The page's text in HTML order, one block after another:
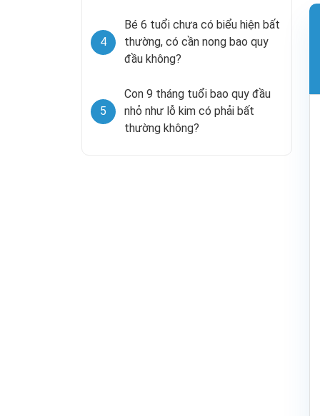
4
Bé 6 tuổi chưa có biểu hiện bất
thường, có cần nong bao quy
đầu không?
5
Con 9 tháng tuổi bao quy đầu
nhỏ như lỗ kim có phải bất
thường không?